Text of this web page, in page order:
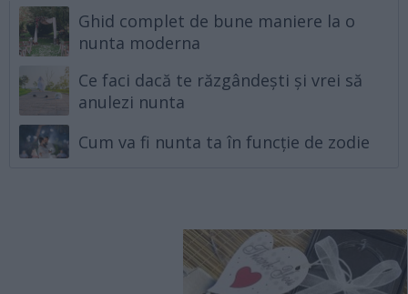
Ghid complet de bune maniere la o
nunta moderna
Ce faci dacă te răzgândești și vrei să
anulezi nunta
Cum va fi nunta ta în funcție de zodie